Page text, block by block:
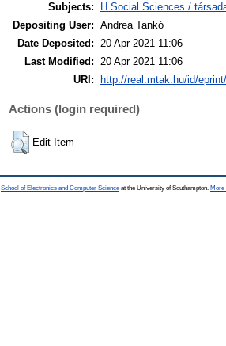
Subjects:
H Social Sciences /
Depositing User: Andrea Tankó
Date Deposited: 20 Apr 2021 11:06
Last Modified: 20 Apr 2021 11:06
URI:
http://real.mtak.hu/id/
Actions (login required)
Edit Item
School of Electronics and Computer Science at the University of Southampton. More